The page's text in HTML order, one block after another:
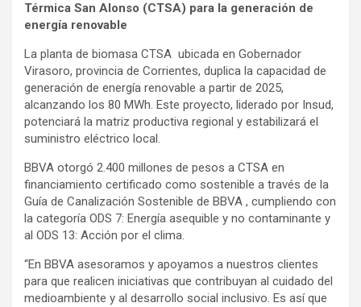
Térmica San Alonso (CTSA) para la generación de
energía renovable
La planta de biomasa CTSA ubicada en Gobernador
Virasoro, provincia de Corrientes, duplica la capacidad de
generación de energía renovable a partir de 2025,
alcanzando los 80 MWh. Este proyecto, liderado por Insud,
potenciará la matriz productiva regional y estabilizará el
suministro eléctrico local.
BBVA otorgó 2.400 millones de pesos a CTSA en
financiamiento certificado como sostenible a través de la
Guía de Canalización Sostenible de BBVA , cumpliendo con
la categoría ODS 7: Energía asequible y no contaminante y
al ODS 13: Acción por el clima.
“En BBVA asesoramos y apoyamos a nuestros clientes
para que realicen iniciativas que contribuyan al cuidado del
medioambiente y al desarrollo social inclusivo. Es así que